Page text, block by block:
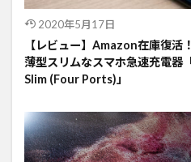
2020年5月17日
【レビュー】Amazon在庫復活
薄型スリムなスマホ急速充電
Slim (Four Ports)」